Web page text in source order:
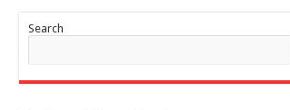
Search